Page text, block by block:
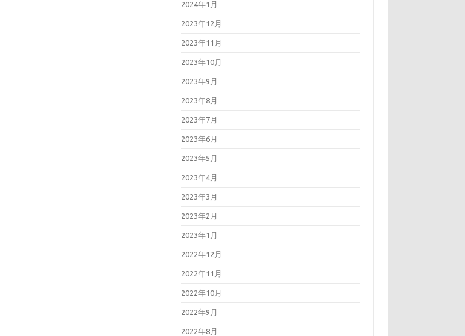
2024年1月
2023年12月
2023年11月
2023年10月
2023年9月
2023年8月
2023年7月
2023年6月
2023年5月
2023年4月
2023年3月
2023年2月
2023年1月
2022年12月
2022年11月
2022年10月
2022年9月
2022年8月